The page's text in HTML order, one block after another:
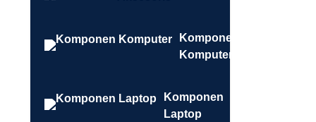
Komponen
Komputer
Komponen
Laptop